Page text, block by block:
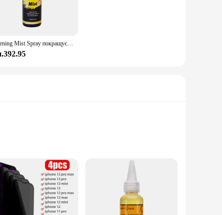
Silkening Mist Spray покращує блиск волосся Створення пасм М’який і гладкий Розпилює кучеряве волосся та захищає пошкодження
The high-quality, breathable fabric ensures that you
with you. The absorbent properties of this underwear